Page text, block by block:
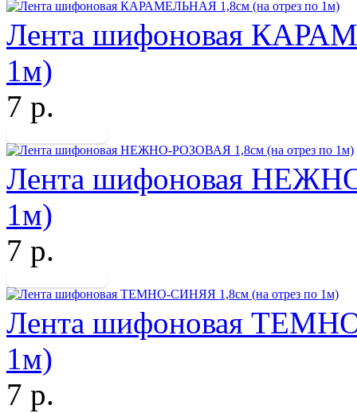
Лента шифоновая
1м)
7 р.
Лента шифоновая
1м)
7 р.
Лента шифоновая
1м)
7 р.